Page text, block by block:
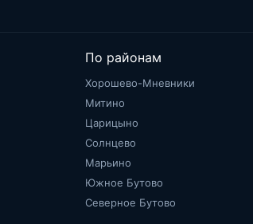
По районам
Хорошево-Мневники
Митино
Царицыно
Солнцево
Марьино
Южное Бутово
Северное Бутово